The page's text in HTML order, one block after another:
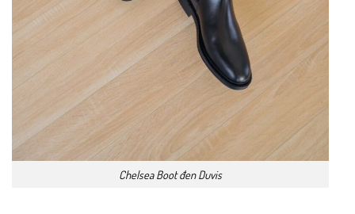
Chelsea Boot đen Duvis